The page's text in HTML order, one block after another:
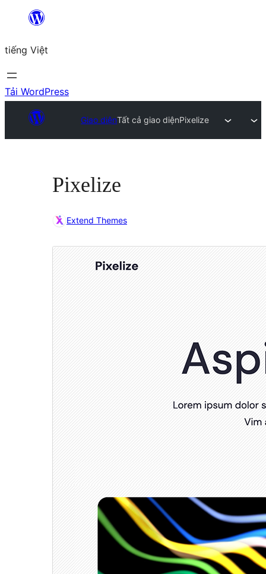
Chuyển
phần
nội
dung
tiếng Việt
Tải WordPress
Giao diệnTất cả giao diệnPixelize
Pixelize
Extend Themes